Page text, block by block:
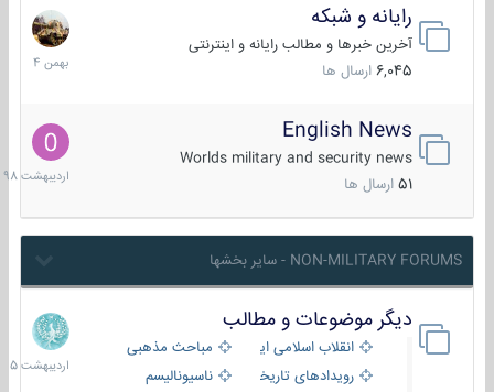
رایانه و شبکه
آخرین خبرها و مطالب رایانه و اینترنتی
6,045 ارسال ها
30
بهمن
1404
English News
Worlds military and security news
51 ارسال ها
10
1398
NON-MILITARY FORUMS - سایر بخشها
دیگر موضوعات و مطالب
انقلاب اسلامی ایران
مباحث مذهبی
رویدادهای تاریخی و مذهبیناسیونالیسم
8
1405